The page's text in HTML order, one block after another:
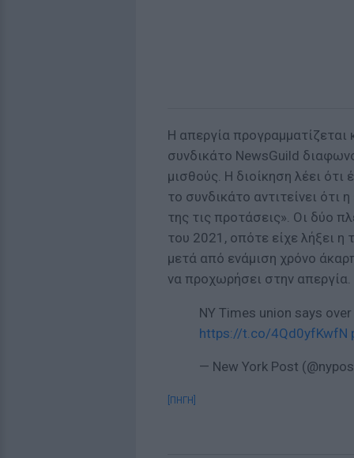
Η απεργία
συνδικάτο NewsGuild
μισθούς. Η διοίκηση λέει ότι
το συνδικάτο αντιτείνει ότι
της τις προτάσεις». Οι δύο
του 2021, οπότε είχε λήξει η
μετά από ενάμιση χρόνο
να προχωρήσει στην απεργία.
NY Times union says
https://t.co/4Qd0yfKwfN
— New York Post
[ΠΗΓΗ]